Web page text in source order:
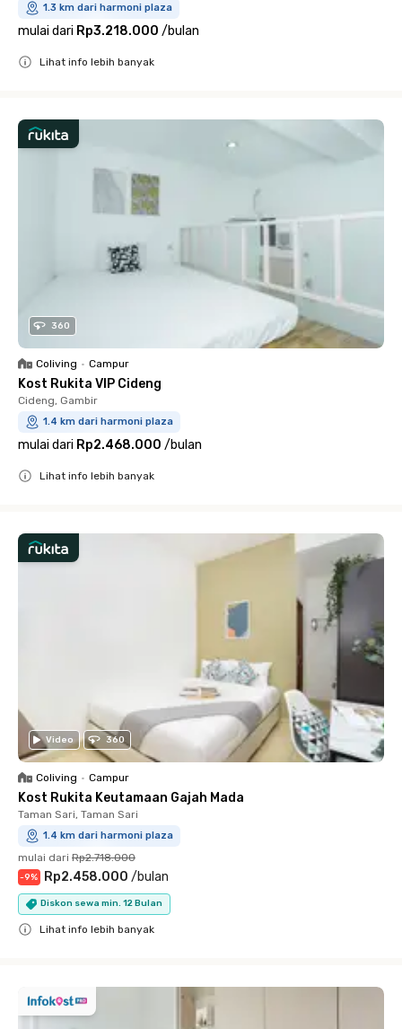
1.3 km dari harmoni plaza
mulai dari Rp3.218.000 /bulan
Lihat info lebih banyak
360
Coliving • Campur
Kost Rukita VIP Cideng
Cideng, Gambir
1.4 km dari harmoni plaza
mulai dari Rp2.468.000 /bulan
Lihat info lebih banyak
Video 360
Coliving • Campur
Kost Rukita Keutamaan Gajah Mada
Taman Sari, Taman Sari
1.4 km dari harmoni plaza
mulai dari Rp2.718.000
-9% Rp2.458.000 /bulan
Diskon sewa min. 12 Bulan
Lihat info lebih banyak